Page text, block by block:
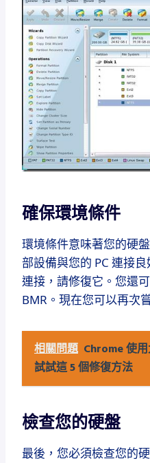
確保環境條件
環境條件意味著您的硬盤
部設備與您的 PC 連接良
連接，請修復它。 您還
BMR。 現在您可以再次
相關問題 Chrome 使
試試這 5 個修復方法
檢查您的硬盤
最後，您必須檢查您的